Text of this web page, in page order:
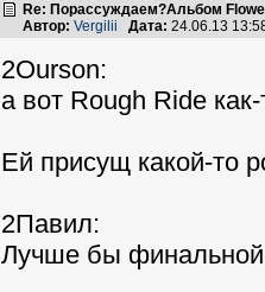
Re: Порассуждаем?Альбом
Автор: Vergilii Дата: 24.06.13
2Ourson:
а вот Rough Ride
Ей присущ какой-то
2Павил:
Лучше бы